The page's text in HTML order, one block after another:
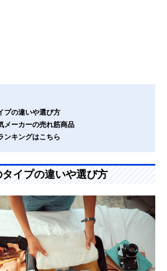
プの違いや選び方
メーカーの売れ筋商品
ンキングはこちら
イプの違いや選び方